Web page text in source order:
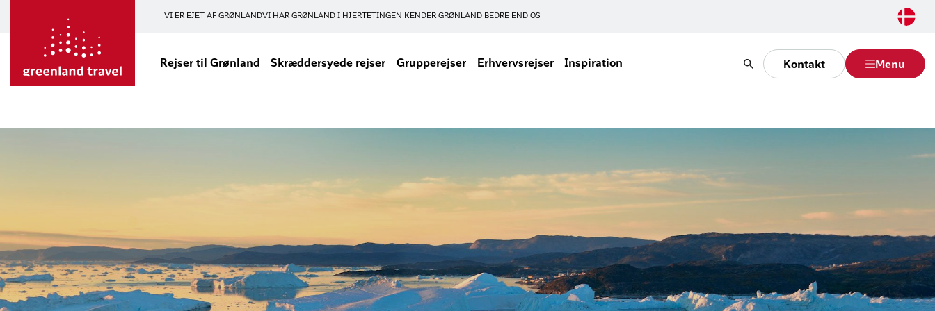
VI ER EJET AF GRØNLANDVI HAR GRØNLAND I HJERTET INGEN KENDER GRØNLAND BEDRE END OS
Rejser til Grønland Skræddersyede rejser Grupperejser Erhvervsrejser Inspiration Søg Kontakt Menu